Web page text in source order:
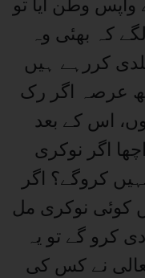
وطن آیا تو
کہ بھئی وہ
کررہے ہیں
عرصہ اگر رک
اس کے بعد
اگر نوکری
کروگے؟ اگر
کوئی نوکری مل
کرو گے تو یہ
نے کس کی